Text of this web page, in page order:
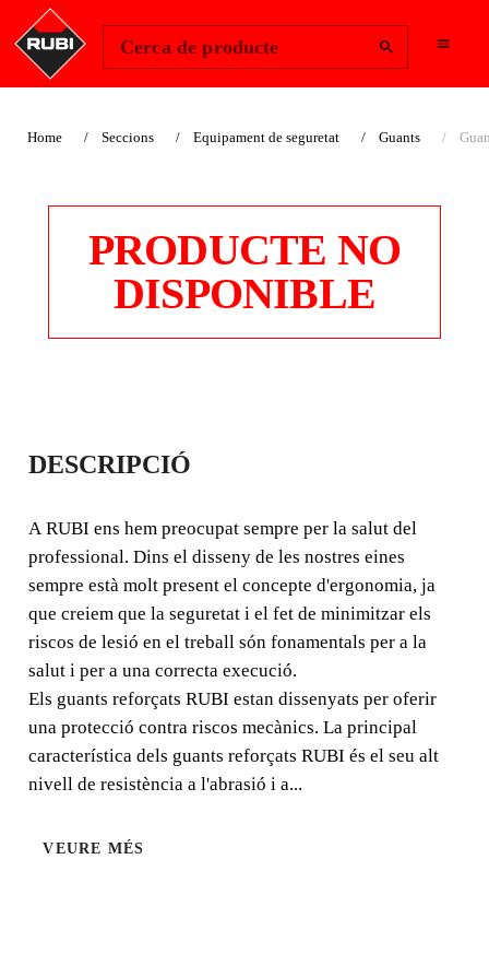
Cerca de producte
Home Seccions Equipament de seguretat Guants
PRODUCTE NO
DISPONIBLE
GUANTS
REFORÇATS
A RUBI ens hem preocupat sempre per la salut del
professional. Dins el disseny de les nostres eines sempre
està molt present el concepte d'ergonomia, ja que creiem
que la seguretat i el fet de minimitzar els riscos de lesió
en el treball són fonamentals per a la salut i per a una
correcta execució.
DESCRIPCIÓ
A RUBI ens hem preocupat sempre per la salut del
professional. Dins el disseny de les nostres eines
sempre està molt present el concepte d'ergonomia, ja
que creiem que la seguretat i el fet de minimitzar els
riscos de lesió en el treball són fonamentals per a la
salut i per a una correcta execució.
Els guants reforçats RUBI estan dissenyats per oferir
una protecció contra riscos mecànics. La principal
característica dels guants reforçats RUBI és el seu alt
nivell de resistència a l'abrasió i a...
VEURE MÉS